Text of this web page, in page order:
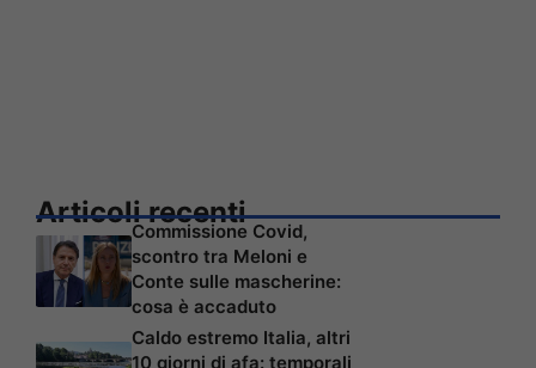
Articoli recenti
Commissione Covid,
scontro tra Meloni e
Conte sulle mascherine:
cosa è accaduto
Caldo estremo Italia, altri
10 giorni di afa: temporali